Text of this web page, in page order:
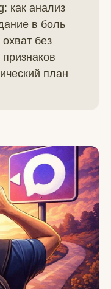
как анализ
в боль
без
план